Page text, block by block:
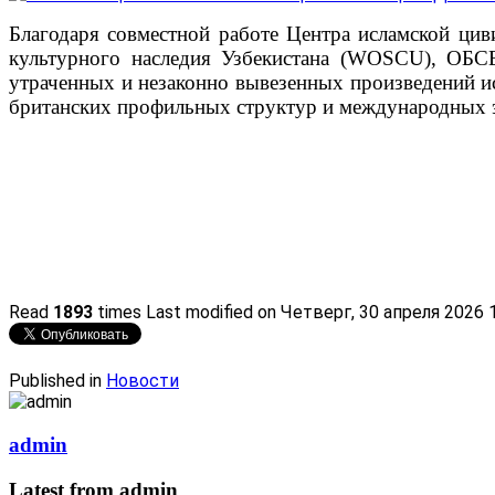
Благодаря совместной работе Центра исламской
культурного наследия Узбекистана (WOSCU),
утраченных и незаконно вывезенных произведений
британских профильных структур и международных
Read 1893 times Last modified on Четверг, 30 апреля 2026
Published in Новости
admin
Latest from admin